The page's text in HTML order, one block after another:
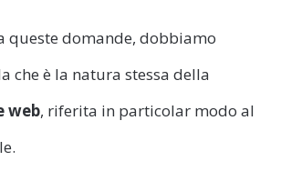
queste domande, dobbiamo
che è la natura stessa della
web, riferita in particolar modo al